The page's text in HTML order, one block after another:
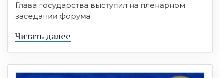
Глава государства выступил на пленарном
заседании форума
Читать далее